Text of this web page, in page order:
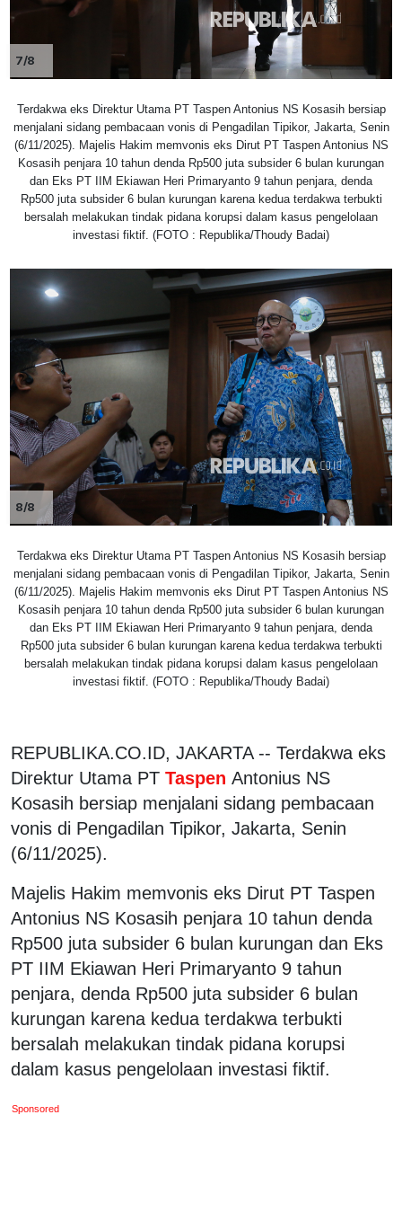
7/8
Terdakwa eks Direktur Utama PT Taspen Antonius NS Kosasih bersiap
menjalani sidang pembacaan vonis di Pengadilan Tipikor, Jakarta, Senin
(6/11/2025). Majelis Hakim memvonis eks Dirut PT Taspen Antonius NS
Kosasih penjara 10 tahun denda Rp500 juta subsider 6 bulan kurungan
dan Eks PT IIM Ekiawan Heri Primaryanto 9 tahun penjara, denda
Rp500 juta subsider 6 bulan kurungan karena kedua terdakwa terbukti
bersalah melakukan tindak pidana korupsi dalam kasus pengelolaan
investasi fiktif. (FOTO : Republika/Thoudy Badai)
8/8
Terdakwa eks Direktur Utama PT Taspen Antonius NS Kosasih bersiap
menjalani sidang pembacaan vonis di Pengadilan Tipikor, Jakarta, Senin
(6/11/2025). Majelis Hakim memvonis eks Dirut PT Taspen Antonius NS
Kosasih penjara 10 tahun denda Rp500 juta subsider 6 bulan kurungan
dan Eks PT IIM Ekiawan Heri Primaryanto 9 tahun penjara, denda
Rp500 juta subsider 6 bulan kurungan karena kedua terdakwa terbukti
bersalah melakukan tindak pidana korupsi dalam kasus pengelolaan
investasi fiktif. (FOTO : Republika/Thoudy Badai)
REPUBLIKA.CO.ID, JAKARTA -- Terdakwa eks
Direktur Utama PT Taspen Antonius NS
Kosasih bersiap menjalani sidang pembacaan
vonis di Pengadilan Tipikor, Jakarta, Senin
(6/11/2025).
Majelis Hakim memvonis eks Dirut PT Taspen
Antonius NS Kosasih penjara 10 tahun denda
Rp500 juta subsider 6 bulan kurungan dan Eks
PT IIM Ekiawan Heri Primaryanto 9 tahun
penjara, denda Rp500 juta subsider 6 bulan
kurungan karena kedua terdakwa terbukti
bersalah melakukan tindak pidana korupsi
dalam kasus pengelolaan investasi fiktif.
Sponsored